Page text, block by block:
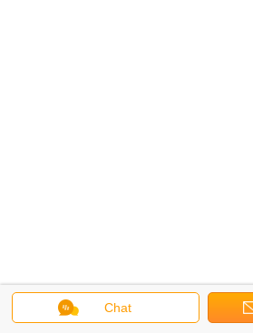
Chat